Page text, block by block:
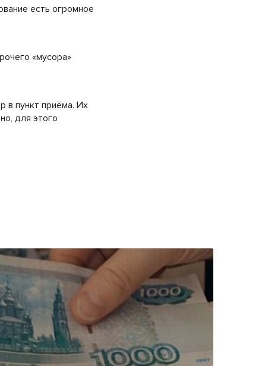
есть огромное
«мусора»
в пункт приёма. Их
для этого